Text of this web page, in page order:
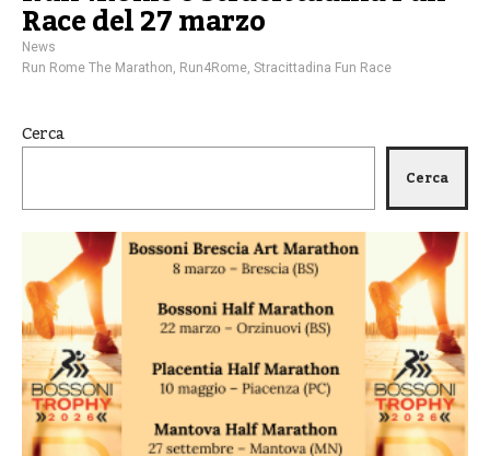
Race del 27 marzo
News
Run Rome The Marathon Run4Rome Stracittadina Fun Race
Cerca
Cerca